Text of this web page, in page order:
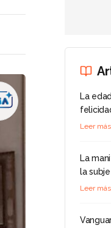
La
Leer más
La
la
Leer más